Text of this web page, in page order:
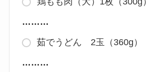
………
茹でうどん 2玉（360g）
………